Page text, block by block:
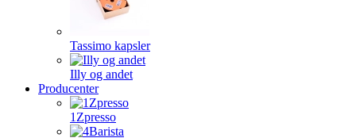
Tassimo kapsler
Illy og andet
Producenter
1Zpresso